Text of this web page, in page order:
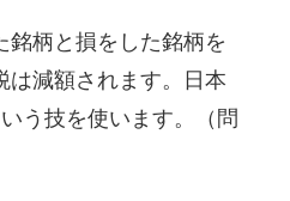
銘柄と損をした銘柄を
は減額されます。日本
う技を使います。（問